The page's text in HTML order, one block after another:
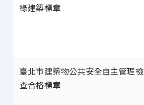
綠建築標章
臺北市建築物公共安全自主管理檢
查合格標章